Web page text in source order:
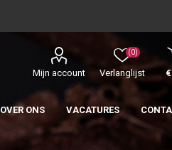
Mijn account Verlanglijst
(0)
OVER ONS VACATURES